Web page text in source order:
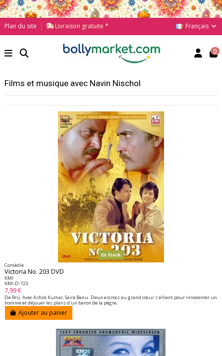
Plan du site Livraison gratuite * Français
0
Films et musique avec Navin Nischol
En Stock
Comédie
Victoria No. 203 DVD
KMI
KMI-D-723
7,99 €
De Brij. Avec Ashok Kumar, Saira Banu. Deux escrocs au grand cœur s'allient pour innocenter un
homme et déjouer les plans d'un baron de la pègre.
Ajouter au panier